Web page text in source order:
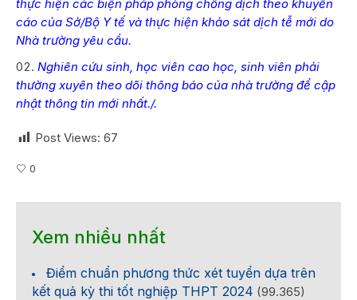
thực hiện các biện pháp phòng chống dịch theo khuyến
cáo của Sở/Bộ Y tế và thực hiện khảo sát dịch tễ mới do
Nhà trường yêu cầu.
Nghiên cứu sinh, học viên cao học, sinh viên phải
thường xuyên theo dõi thông báo của nhà trường để cập
nhật thông tin mới nhất./.
Post Views: 67
0
Xem nhiều nhất
Điểm chuẩn phương thức xét tuyển dựa trên
kết quả kỳ thi tốt nghiệp THPT 2024 (99.365)